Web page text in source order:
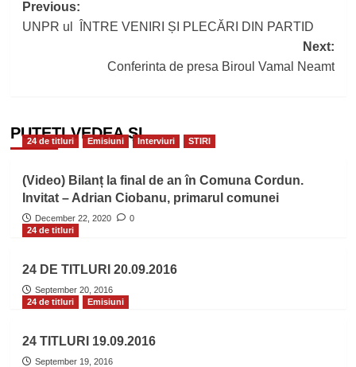
Post
navigation
Previous:
UNPR ul ÎNTRE VENIRI ȘI PLECĂRI DIN PARTID
Next:
Conferinta de presa Biroul Vamal Neamt
PUTEȚI VEDEA ȘI
24 de titluri Emisiuni Interviuri STIRI
(Video) Bilanț la final de an în Comuna Cordun.
Invitat – Adrian Ciobanu, primarul comunei
December 22, 2020
0
24 de titluri
24 DE TITLURI 20.09.2016
September 20, 2016
24 de titluri
Emisiuni
24 TITLURI 19.09.2016
September 19, 2016